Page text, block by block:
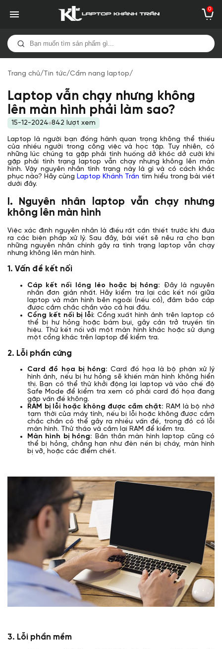
0
Trang chủ/Tin tức/Cẩm nang laptop/
Laptop vẫn chạy nhưng không
lên màn hình phải làm sao?
15-12-2024 842 lượt xem
Laptop là người bạn đồng hành quan trọng không thể thiếu
của nhiều người trong công việc và học tập. Tuy nhiên, có
những lúc chúng ta gặp phải tình huống dở khóc dở cười khi
gặp phải tình trạng laptop vẫn chạy nhưng không lên màn
hình. Vậy nguyên nhân tình trạng này là gì và có cách khắc
phục nào? Hãy cùng Laptop Khánh Trần tìm hiểu trong bài viết
dưới đây.
I. Nguyên nhân laptop vẫn chạy nhưng
không lên màn hình
Việc xác định nguyên nhân là điều rất cần thiết trước khi đưa
ra các biện pháp xử lý. Sau đây, bài viết sẽ nêu ra cho bạn
những nguyên nhân chính gây ra tình trạng laptop vẫn chạy
nhưng không lên màn hình.
1. Vấn đề kết nối
Cáp kết nối lỏng lẻo hoặc bị hỏng: Đây là nguyên
nhân đơn giản nhất. Hãy kiểm tra lại các kết nối giữa
laptop và màn hình bên ngoài (nếu có), đảm bảo cáp
được cắm chắc chắn vào cả hai đầu.
Cổng kết nối bị lỗi: Cổng xuất hình ảnh trên laptop có
thể bị hư hỏng hoặc bám bụi, gây cản trở truyền tín
hiệu. Thử kết nối với một màn hình khác hoặc sử dụng
một cổng khác trên laptop để kiểm tra.
2. Lỗi phần cứng
Card đồ họa bị hỏng: Card đồ họa là bộ phận xử lý
hình ảnh, nếu bị hư hỏng sẽ khiến màn hình không hiển
thị. Bạn có thể thử khởi động lại laptop và vào chế độ
Safe Mode để kiểm tra xem có phải card đồ họa đang
gặp vấn đề không.
RAM bị lỗi hoặc không được cắm chặt: RAM là bộ nhớ
tạm thời của máy tính, nếu bị lỗi hoặc không được cắm
chắc chắn có thể gây ra nhiều vấn đề, trong đó có lỗi
màn hình. Thử tháo và cắm lại RAM để kiểm tra.
Màn hình bị hỏng: Bản thân màn hình laptop cũng có
thể bị hỏng, chẳng hạn như đèn nền bị cháy, màn hình
bị vỡ, hoặc các điểm chết.
3. Lỗi phần mềm